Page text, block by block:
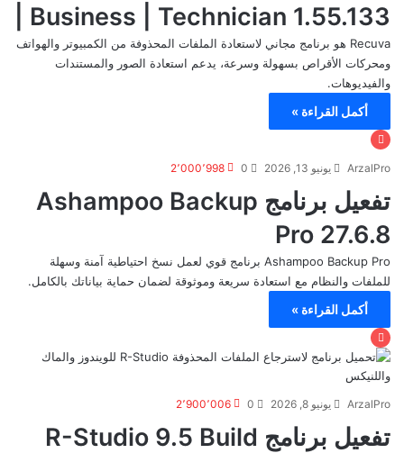
| Business | Technician 1.55.133
Recuva هو برنامج مجاني لاستعادة الملفات المحذوفة من الكمبيوتر والهواتف
ومحركات الأقراص بسهولة وسرعة، يدعم استعادة الصور والمستندات
والفيديوهات.
أكمل القراءة »
ArzalPro يونيو 13, 2026 0 2٬000٬998
تفعيل برنامج Ashampoo Backup
Pro 27.6.8
Ashampoo Backup Pro برنامج قوي لعمل نسخ احتياطية آمنة وسهلة
للملفات والنظام مع استعادة سريعة وموثوقة لضمان حماية بياناتك بالكامل.
أكمل القراءة »
ArzalPro يونيو 8, 2026 0 2٬900٬006
تفعيل برنامج R-Studio 9.5 Build